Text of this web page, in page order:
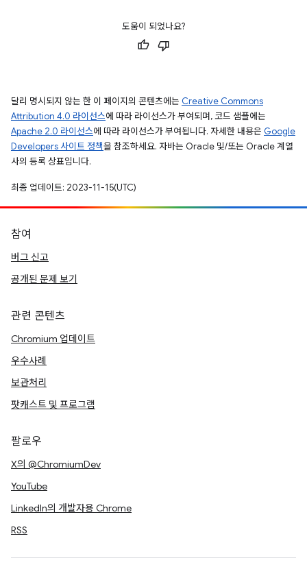
도움이 되었나요?
달리 명시되지 않는 한 이 페이지의 콘텐츠에는 Creative Commons
Attribution 4.0 라이선스에 따라 라이선스가 부여되며, 코드 샘플에는
Apache 2.0 라이선스에 따라 라이선스가 부여됩니다. 자세한 내용은 Google
Developers 사이트 정책을 참조하세요. 자바는 Oracle 및/또는 Oracle 계열
사의 등록 상표입니다.
최종 업데이트: 2023-11-15(UTC)
참여
버그 신고
공개된 문제 보기
관련 콘텐츠
Chromium 업데이트
우수사례
보관처리
팟캐스트 및 프로그램
팔로우
X의 @ChromiumDev
YouTube
LinkedIn의 개발자용 Chrome
RSS